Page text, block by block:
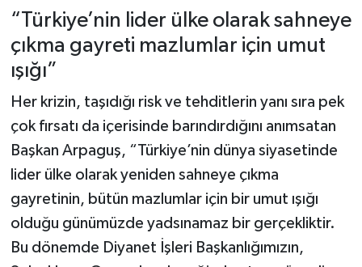
“Türkiye’nin lider ülke olarak sahneye
çıkma gayreti mazlumlar için umut
ışığı”
Her krizin, taşıdığı risk ve tehditlerin yanı sıra pek
çok fırsatı da içerisinde barındırdığını anımsatan
Başkan Arpaguş, “Türkiye’nin dünya siyasetinde
lider ülke olarak yeniden sahneye çıkma
gayretinin, bütün mazlumlar için bir umut ışığı
olduğu günümüzde yadsınamaz bir gerçekliktir.
Bu dönemde Diyanet İşleri Başkanlığımızın,